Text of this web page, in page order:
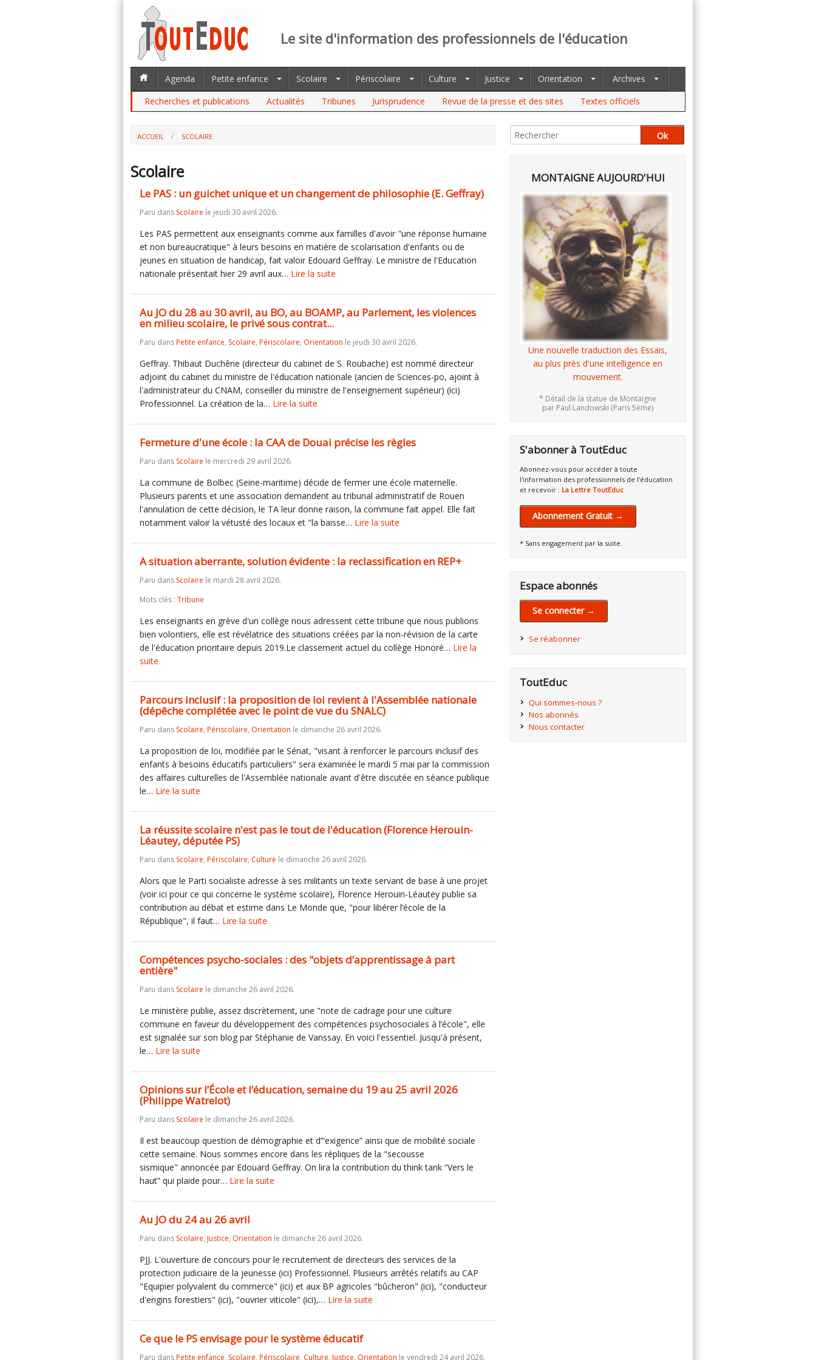
Le site d'information des professionnels de l'éducation
Agenda Petite enfance Scolaire Périscolaire Culture Justice Orientation
Archives
Recherches et publications
Actualités Tribunes Jurisprudence Revue de la presse et des sites Textes officiels
ACCUEIL SCOLAIRE
Scolaire
Le PAS : un guichet unique et un changement de philosophie (E. Geffray)
Paru dans Scolaire le jeudi 30 avril 2026.
Les PAS permettent aux enseignants comme aux familles d'avoir "une réponse humaine
et non bureaucratique" à leurs besoins en matière de scolarisation d'enfants ou de
jeunes en situation de handicap, fait valoir Edouard Geffray. Le ministre de l'Education
nationale présentait hier 29 avril aux… Lire la suite
Au JO du 28 au 30 avril, au BO, au BOAMP, au Parlement, les violences
en milieu scolaire, le privé sous contrat...
Paru dansPetite enfance, Scolaire, Périscolaire, Orientation le jeudi 30 avril 2026.
Geffray. Thibaut Duchêne (directeur du cabinet de S. Roubache) est nommé directeur
adjoint du cabinet du ministre de l'éducation nationale (ancien de Sciences-po, ajoint à
l'administrateur du CNAM, conseiller du ministre de l'enseignement supérieur) (ici)
Professionnel. La création de la… Lire la suite
Fermeture d'une école : la CAA de Douai précise les règles
Paru dans Scolaire le mercredi 29 avril 2026.
La commune de Bolbec (Seine-maritime) décide de fermer une école maternelle.
Plusieurs parents et une association demandent au tribunal administratif de Rouen
l'annulation de cette décision, le TA leur donne raison, la commune fait appel. Elle fait
notamment valoir la vétusté des locaux et "la baisse… Lire la suite
A situation aberrante, solution évidente : la reclassification en REP+
Paru dans Scolaire le mardi 28 avril 2026.
Mots clés : Tribune
Les enseignants en grève d'un collège nous adressent cette tribune que nous publions
bien volontiers, elle est révélatrice des situations créées par la non-révision de la carte
de l'éducation prioritaire depuis 2019.Le classement actuel du collège Honoré… Lire la
suite
Parcours inclusif : la proposition de loi revient à l'Assemblée nationale
(dépêche complétée avec le point de vue du SNALC)
Paru dans Scolaire, Périscolaire, Orientation le dimanche 26 avril 2026.
La proposition de loi, modifiée par le Sénat, "visant à renforcer le parcours inclusif des
enfants à besoins éducatifs particuliers" sera examinée le mardi 5 mai par la commission
des affaires culturelles de l'Assemblée nationale avant d'être discutée en séance publique
le… Lire la suite
La réussite scolaire n'est pas le tout de l'éducation (Florence Herouin-
Léautey, députée PS)
Paru dans Scolaire, Périscolaire, Culture le dimanche 26 avril 2026.
Alors que le Parti socialiste adresse à ses militants un texte servant de base à une projet
(voir ici pour ce qui concerne le système scolaire), Florence Herouin-Léautey publie sa
contribution au débat et estime dans Le Monde que, "pour libérer l’école de la
République", il faut… Lire la suite
Compétences psycho-sociales : des "objets d’apprentissage à part
entière"
Paru dans Scolaire le dimanche 26 avril 2026.
Le ministère publie, assez discrètement, une "note de cadrage pour une culture
commune en faveur du développement des compétences psychosociales à l’école", elle
est signalée sur son blog par Stéphanie de Vanssay. En voici l'essentiel. Jusqu'à présent,
le… Lire la suite
Opinions sur l’École et l’éducation, semaine du 19 au 25 avril 2026
(Philippe Watrelot)
Paru dans Scolaire le dimanche 26 avril 2026.
Il est beaucoup question de démographie et d’“exigence” ainsi que de mobilité sociale
cette semaine. Nous sommes encore dans les répliques de la "secousse
sismique" annoncée par Edouard Geffray. On lira la contribution du think tank “Vers le
haut” qui plaide pour… Lire la suite
Au JO du 24 au 26 avril
Paru dans Scolaire, Justice, Orientation le dimanche 26 avril 2026.
PJJ. L'ouverture de concours pour le recrutement de directeurs des services de la
protection judiciaire de la jeunesse (ici) Professionnel. Plusieurs arrêtés relatifs au CAP
"Equipier polyvalent du commerce" (ici) et aux BP agricoles "bûcheron" (ici), "conducteur
d'engins forestiers" (ici), "ouvrier viticole" (ici),… Lire la suite
Ce que le PS envisage pour le système éducatif
Paru dansPetite enfance, Scolaire, Périscolaire, Culture, Justice, Orientation le vendredi 24 avril 2026.
MONTAIGNE AUJOURD'HUI
Une nouvelle traduction des Essais,
au plus près d'une intelligence en
mouvement.
* Détail de la statue de Montaigne
par Paul Landowski (Paris 5ème)
S'abonner à ToutEduc
Abonnez-vous pour accéder à toute
l'information des professionnels de l'éducation
et recevoir : La Lettre ToutEduc
Abonnement Gratuit →
* Sans engagement par la suite.
Espace abonnés
Se connecter →
Se réabonner
ToutEduc
Qui sommes-nous ?
Nos abonnés
Nous contacter